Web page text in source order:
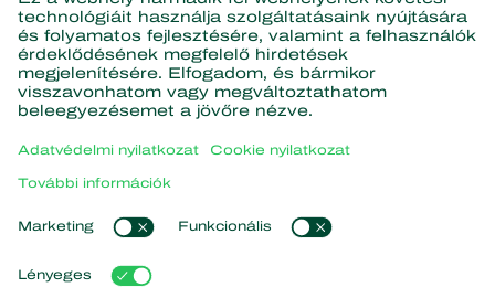
Iratkozzon fel itt
A természet partnerei
Parazita darazsak
Hasznos fonálférgek
Hasznos mikroorganizmusok
Növényvédelem
A Koppertről
Hírek és információk
Népszerű linkek
Koppert One